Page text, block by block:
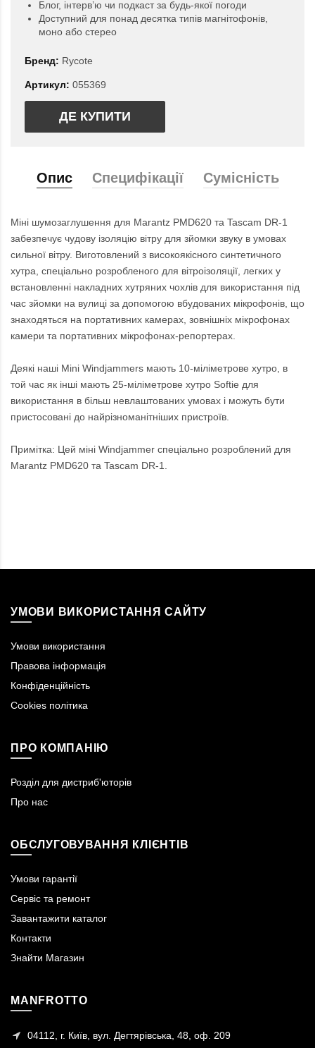
Блог, інтерв’ю чи подкаст за будь-якої погоди
Доступний для понад десятка типів магнітофонів,
моно або стерео
Бренд: Rycote
Артикул: 055369
ДЕ КУПИТИ
Опис Специфікації Сумісність
Міні шумозаглушення для Marantz PMD620 та Tascam DR-1
забезпечує чудову ізоляцію вітру для зйомки звуку в умовах
сильної вітру. Виготовлений з високоякісного синтетичного
хутра, спеціально розробленого для вітроізоляції, легких у
встановленні накладних хутряних чохлів для використання під
час зйомки на вулиці за допомогою вбудованих мікрофонів, що
знаходяться на портативних камерах, зовнішніх мікрофонах
камери та портативних мікрофонах-репортерах.
Деякі наші Mini Windjammers мають 10-міліметрове хутро, в
той час як інші мають 25-міліметрове хутро Softie для
використання в більш невлаштованих умовах і можуть бути
пристосовані до найрізноманітніших пристроїв.
Примітка: Цей міні Windjammer спеціально розроблений для
Marantz PMD620 та Tascam DR-1.
УМОВИ ВИКОРИСТАННЯ САЙТУ
Умови використання
Правова інформація
Конфіденційність
Cookies політика
ПРО КОМПАНІЮ
Розділ для дистриб'юторів
Про нас
ОБСЛУГОВУВАННЯ КЛІЄНТІВ
Умови гарантії
Сервіс та ремонт
Завантажити каталог
Контакти
Знайти Магазин
MANFROTTO
04112, г. Київ, вул. Дегтярівська, 48, оф. 209